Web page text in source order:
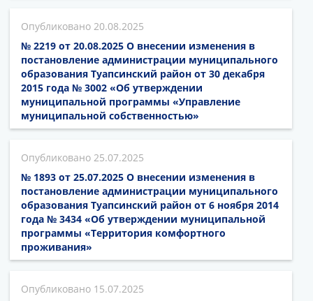
20.08.2025
№ 2219 от 20.08.2025 О внесении изменения в
постановление администрации муниципального
образования Туапсинский район от 30 декабря
2015 года № 3002 «Об утверждении
муниципальной программы «Управление
муниципальной собственностью»
25.07.2025
№ 1893 от 25.07.2025 О внесении изменения в
постановление администрации муниципального
образования Туапсинский район от 6 ноября 2014
года № 3434 «Об утверждении муниципальной
программы «Территория комфортного
проживания»
15.07.2025